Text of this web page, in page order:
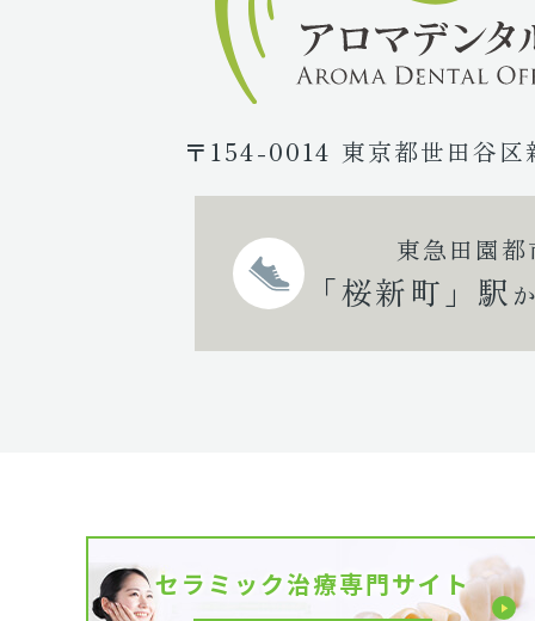
〒154-0014 東京都世田谷
東急田園
「桜新町」駅
セラミック治療専門サイト